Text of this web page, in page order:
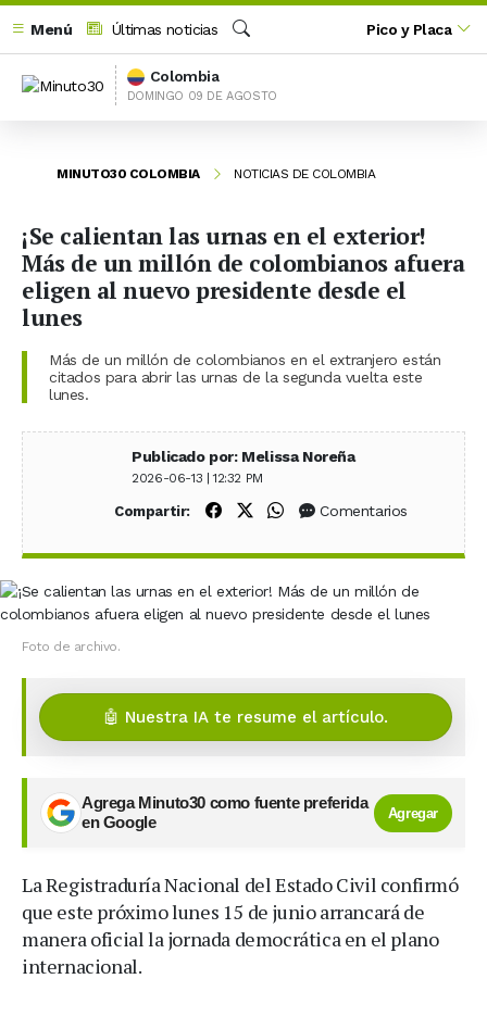
Menú
Últimas noticias
Buscar
Pico y Placa
Colombia
DOMINGO 09 DE AGOSTO
MINUTO30 COLOMBIA NOTICIAS DE COLOMBIA
¡Se calientan las urnas en el exterior!
Más de un millón de colombianos afuera
eligen al nuevo presidente desde el
lunes
Más de un millón de colombianos en el extranjero están
citados para abrir las urnas de la segunda vuelta este
lunes.
Publicado por: Melissa Noreña
2026-06-13 | 12:32 PM
Compartir: Compartir en Facebook
Compartir en X (Twitter)
Compartir en WhatsApp
Comentarios
Foto de archivo.
🤖 Nuestra IA te resume el artículo.
Agrega Minuto30 como fuente preferida
en Google
Agregar
La Registraduría Nacional del Estado Civil confirmó
que este próximo lunes 15 de junio arrancará de
manera oficial la jornada democrática en el plano
internacional.